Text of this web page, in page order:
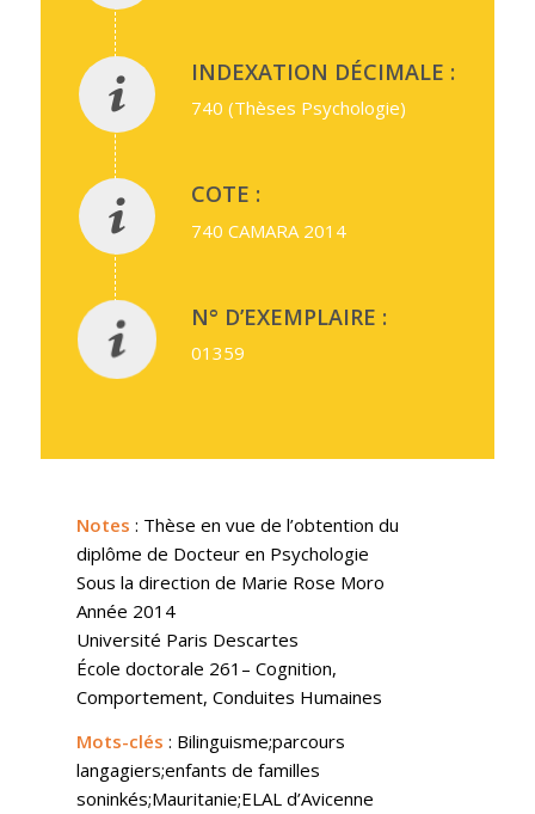
INDEXATION DÉCIMALE :
740 (Thèses Psychologie)
COTE :
740 CAMARA 2014
N° D’EXEMPLAIRE :
01359
Notes : Thèse en vue de l’obtention du
diplôme de Docteur en Psychologie
Sous la direction de Marie Rose Moro
Année 2014
Université Paris Descartes
École doctorale 261– Cognition,
Comportement, Conduites Humaines
Mots-clés : Bilinguisme;parcours
langagiers;enfants de familles
soninkés;Mauritanie;ELAL d’Avicenne